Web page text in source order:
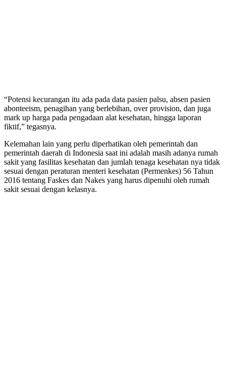
“Potensi kecurangan itu ada pada data pasien palsu, absen pasien
abonteeism, penagihan yang berlebihan, over provision, dan juga
mark up harga pada pengadaan alat kesehatan, hingga laporan
fiktif,” tegasnya.
Kelemahan lain yang perlu diperhatikan oleh pemerintah dan
pemerintah daerah di Indonesia saat ini adalah masih adanya rumah
sakit yang fasilitas kesehatan dan jumlah tenaga kesehatan nya tidak
sesuai dengan peraturan menteri kesehatan (Permenkes) 56 Tahun
2016 tentang Faskes dan Nakes yang harus dipenuhi oleh rumah
sakit sesuai dengan kelasnya.